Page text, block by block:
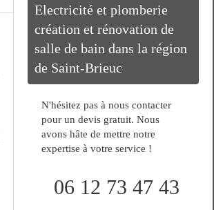
Electricité et plomberie
création et rénovation de
salle de bain dans la région
de Saint-Brieuc
N'hésitez pas à nous contacter
pour un devis gratuit. Nous
avons hâte de mettre notre
expertise à votre service !
06 12 73 47 43